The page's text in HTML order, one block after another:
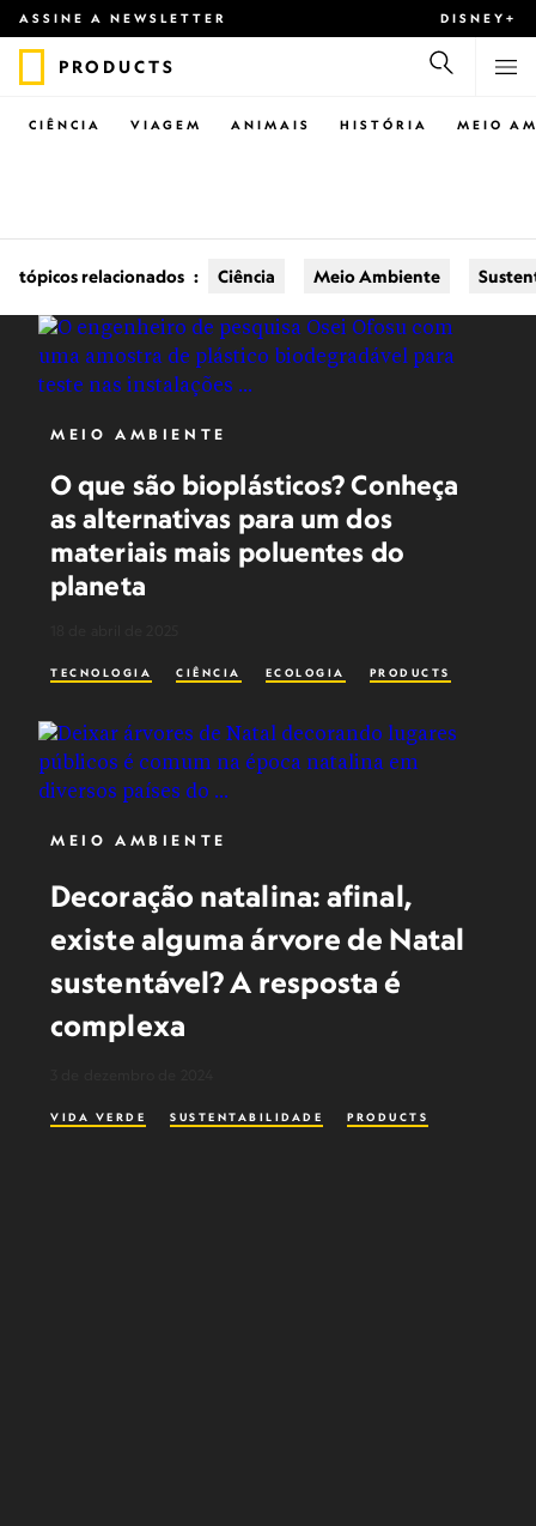
ASSINE A NEWSLETTER DISNEY+
PRODUCTS
CIÊNCIA VIAGEM ANIMAIS HISTÓRIA MEIO
tópicos relacionados : Ciência Meio Ambiente
MEIO AMBIENTE
O que são bioplásticos? Conheça
as alternativas para um dos
materiais mais poluentes do
planeta
TECNOLOGIA CIÊNCIA ECOLOGIA PRODUCTS
MEIO AMBIENTE
Decoração natalina: afinal,
existe alguma árvore de Natal
sustentável? A resposta é
complexa
VIDA VERDE SUSTENTABILIDADE PRODUCTS